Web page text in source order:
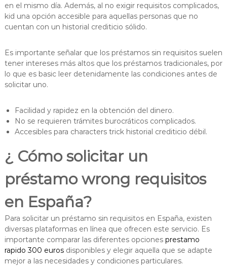
en el mismo día. Además, al no exigir requisitos complicados,
kid una opción accesible para aquellas personas que no
cuentan con un historial crediticio sólido.
Es importante señalar que los préstamos sin requisitos suelen
tener intereses más altos que los préstamos tradicionales, por
lo que es basic leer detenidamente las condiciones antes de
solicitar uno.
Facilidad y rapidez en la obtención del dinero.
No se requieren trámites burocráticos complicados.
Accesibles para characters trick historial crediticio débil.
¿ Cómo solicitar un
préstamo wrong requisitos
en España?
Para solicitar un préstamo sin requisitos en España, existen
diversas plataformas en línea que ofrecen este servicio. Es
importante comparar las diferentes opciones prestamo
rapido 300 eurosdisponibles y elegir aquella que se adapte
mejor a las necesidades y condiciones particulares.